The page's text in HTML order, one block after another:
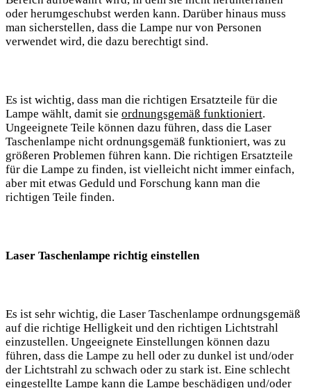
oder herumgeschubst werden ‌kann. Darüber hinaus muss
man sicherstellen, dass die Lampe nur von Personen
verwendet wird, die dazu berechtigt sind.
Es ist ‌wichtig, dass man die richtigen Ersatzteile für die
Lampe wählt, damit sie ordnungsgemäß funktioniert.⁣
Ungeeignete Teile⁣ können dazu⁣ führen, dass die Laser
Taschenlampe nicht ordnungsgemäß funktioniert, was zu‍
größeren ⁢Problemen führen kann. Die richtigen Ersatzteile
für die Lampe zu finden, ​ist vielleicht nicht immer einfach,
aber mit‍ etwas Geduld‍ und Forschung kann man⁢ die
richtigen Teile finden.
Laser Taschenlampe richtig einstellen
Es ‍ist sehr wichtig, ⁣die⁣ Laser Taschenlampe ordnungsgemäß
auf die richtige‌ Helligkeit und den richtigen⁢ Lichtstrahl
einzustellen. ⁢Ungeeignete Einstellungen können dazu
führen, dass die Lampe zu hell oder zu dunkel ist und/oder
der Lichtstrahl zu schwach oder zu stark‍ ist.⁣ Eine schlecht
eingestellte Lampe kann die Lampe beschädigen und/oder